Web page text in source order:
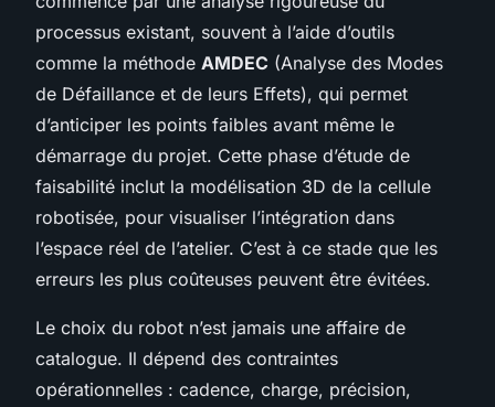
processus existant, souvent à l’aide d’outils
comme la méthode AMDEC (Analyse des Modes
de Défaillance et de leurs Effets), qui permet
d’anticiper les points faibles avant même le
démarrage du projet. Cette phase d’étude de
faisabilité inclut la modélisation 3D de la cellule
robotisée, pour visualiser l’intégration dans
l’espace réel de l’atelier. C’est à ce stade que les
erreurs les plus coûteuses peuvent être évitées.
Le choix du robot n’est jamais une affaire de
catalogue. Il dépend des contraintes
opérationnelles : cadence, charge, précision,